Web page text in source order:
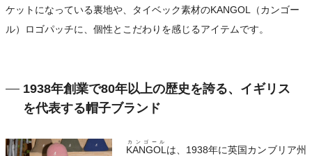
ケットになっている裏地や、タイベック素材のKANGOL（カンゴー
ル）ロゴパッチに、個性とこだわりを感じるアイテムです。
1938年創業で80年以上の歴史を誇る、イギリス
を代表する帽子ブランド
KANGOL
カンゴール
は、1938年に英国カンブリア州